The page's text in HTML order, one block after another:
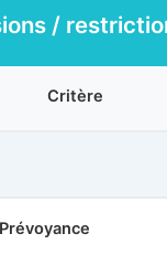
/
Critère